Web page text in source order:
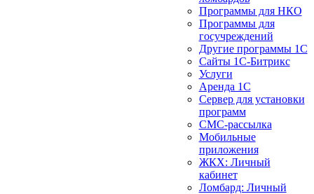
Программы для НКО
Программы для
госучреждений
Другие программы 1С
Сайты 1С-Битрикс
Услуги
Аренда 1С
Сервер для установки
программ
СМС-рассылка
Мобильные
приложения
ЖКХ: Личный
кабинет
Ломбард: Личный